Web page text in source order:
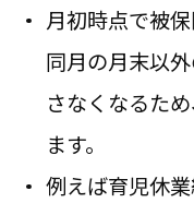
月初時点で被
同月の月末以
さなくなるた
ます。
例えば育児休